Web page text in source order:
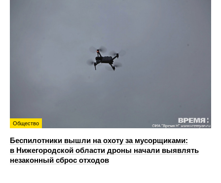
Общество
Беспилотники вышли на охоту за мусорщиками:
в Нижегородской области дроны начали выявлять
незаконный сброс отходов